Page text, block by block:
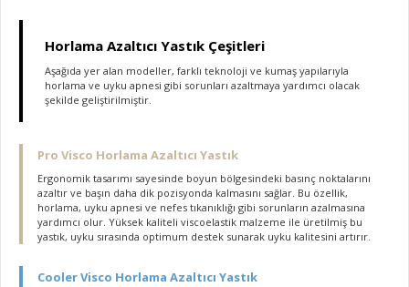
Horlama Azaltıcı Yastık Çeşitleri
Aşağıda yer alan modeller, farklı teknoloji ve kumaş yapılarıyla
horlama ve uyku apnesi gibi sorunları azaltmaya yardımcı olacak
şekilde geliştirilmiştir.
Pro Visco Horlama Azaltıcı Yastık
Ergonomik tasarımı sayesinde boyun bölgesindeki basınç noktalarını
azaltır ve başın daha dik pozisyonda kalmasını sağlar. Bu özellik,
horlama, uyku apnesi ve nefes tıkanıklığı gibi sorunların azalmasına
yardımcı olur. Yüksek kaliteli viscoelastik malzeme ile üretilmiş bu
yastık, uyku sırasında optimum destek sunarak uyku kalitesini artırır.
Cooler Visco Horlama Azaltıcı Yastık